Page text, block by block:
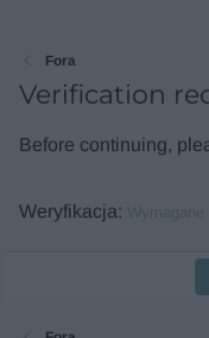
Fora
Verification
Before continuing,
Weryfikacja Wymagane